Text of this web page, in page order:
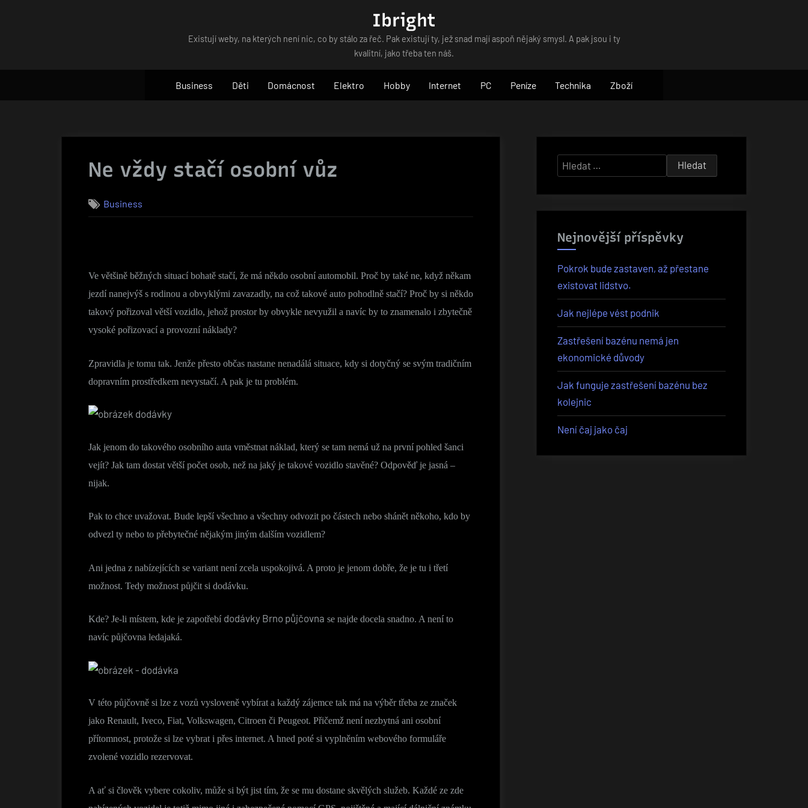
Ibright
Existují weby, na kterých není nic, co by stálo za řeč. Pak existují ty, jež snad mají aspoň nějaký smysl. A pak jsou i ty
kvalitní, jako třeba ten náš.
Business Děti Domácnost Elektro Hobby Internet PC Peníze Technika Zboží
Ne vždy stačí osobní vůz
Business
Ve většině běžných situací bohatě stačí, že má někdo osobní automobil. Proč by také ne, když někam
jezdí nanejvýš s rodinou a obvyklými zavazadly, na což takové auto pohodlně stačí? Proč by si někdo
takový pořizoval větší vozidlo, jehož prostor by obvykle nevyužil a navíc by to znamenalo i zbytečně
vysoké pořizovací a provozní náklady?
Zpravidla je tomu tak. Jenže přesto občas nastane nenadálá situace, kdy si dotyčný se svým tradičním
dopravním prostředkem nevystačí. A pak je tu problém.
Jak jenom do takového osobního auta vměstnat náklad, který se tam nemá už na první pohled šanci
vejít? Jak tam dostat větší počet osob, než na jaký je takové vozidlo stavěné? Odpověď je jasná –
nijak.
Pak to chce uvažovat. Bude lepší všechno a všechny odvozit po částech nebo shánět někoho, kdo by
odvezl ty nebo to přebytečné nějakým jiným dalším vozidlem?
Ani jedna z nabízejících se variant není zcela uspokojivá. A proto je jenom dobře, že je tu i třetí
možnost. Tedy možnost půjčit si dodávku.
Kde? Je-li místem, kde je zapotřebí dodávky Brno půjčovna se najde docela snadno. A není to
navíc půjčovna ledajaká.
V této půjčovně si lze z vozů vysloveně vybírat a každý zájemce tak má na výběr třeba ze značek
jako Renault, Iveco, Fiat, Volkswagen, Citroen či Peugeot. Přičemž není nezbytná ani osobní
přítomnost, protože si lze vybrat i přes internet. A hned poté si vyplněním webového formuláře
zvolené vozidlo rezervovat.
A ať si člověk vybere cokoliv, může si být jist tím, že se mu dostane skvělých služeb. Každé ze zde
Vyhledávání
Nejnovější příspěvky
Pokrok bude zastaven, až přestane
existovat lidstvo.
Jak nejlépe vést podnik
Zastřešení bazénu nemá jen
ekonomické důvody
Jak funguje zastřešení bazénu bez
kolejnic
Není čaj jako čaj